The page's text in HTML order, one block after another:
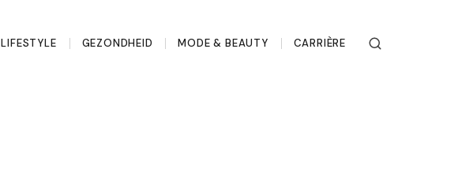
LIFESTYLE GEZONDHEID MODE & BEAUTY CARRIÈRE